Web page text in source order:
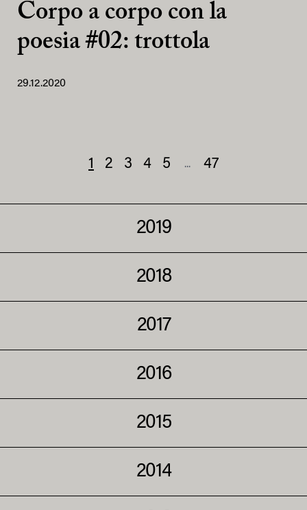
Corpo a corpo con la
poesia #02: trottola
29.12.2020
1 2 3 4 5 ... 47
2019
2018
2017
2016
2015
2014